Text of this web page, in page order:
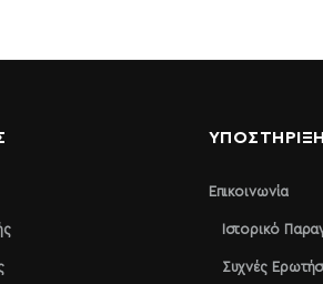
ΥΠΟΣΤΉΡΙΞΗ
Επικοινωνία
Ιστορικό
Συχνές